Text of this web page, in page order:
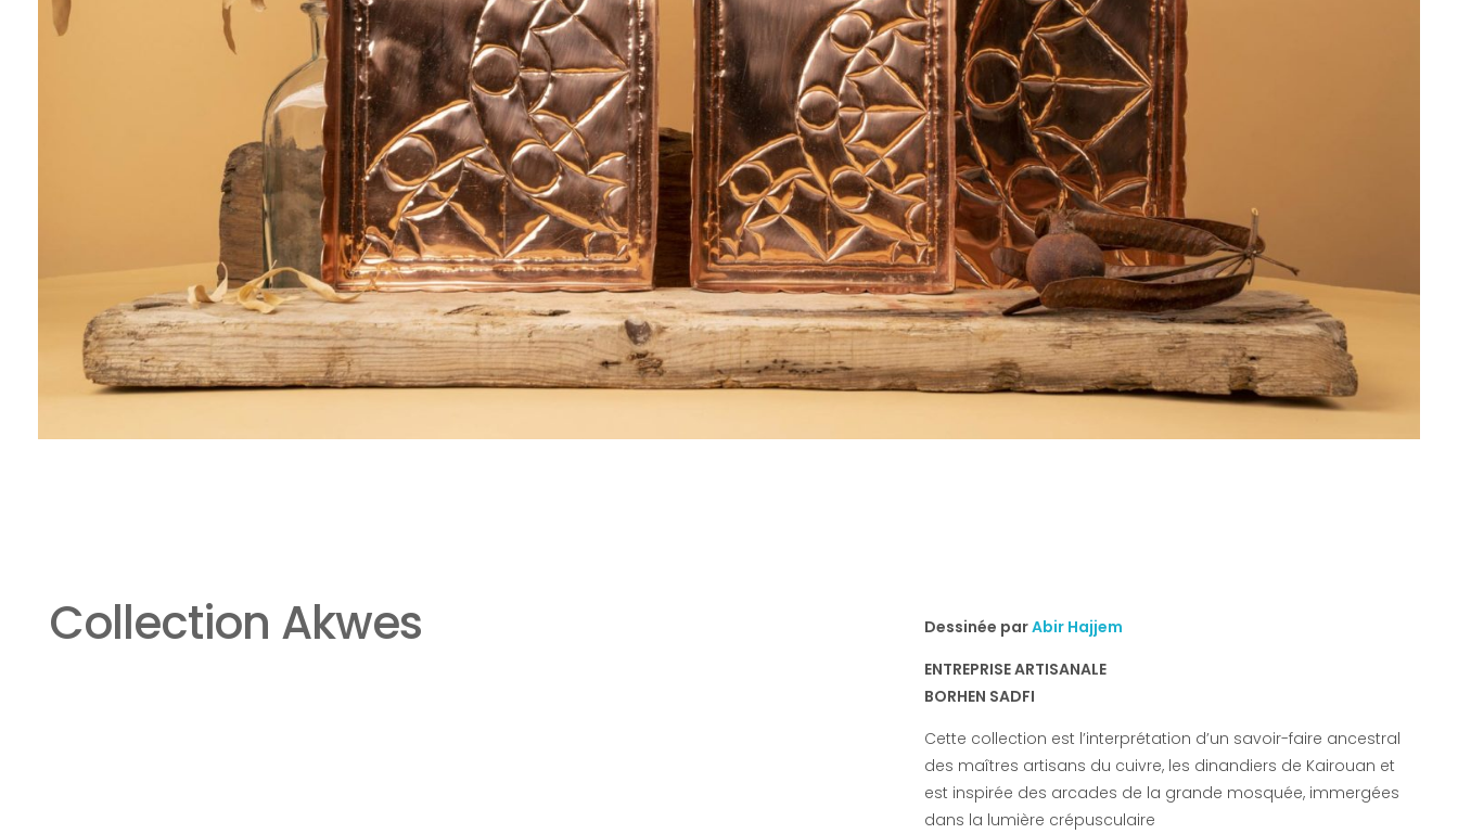
Collection Akwes Dessinée parAbir Hajjem
ENTREPRISE ARTISANALE
BORHEN SADFI
Cette collection est l’interprétation d’un savoir-faire ancestral
des maîtres artisans du cuivre, les dinandiers de Kairouan et
est inspirée des arcades de la grande mosquée, immergées
dans la lumière crépusculaire